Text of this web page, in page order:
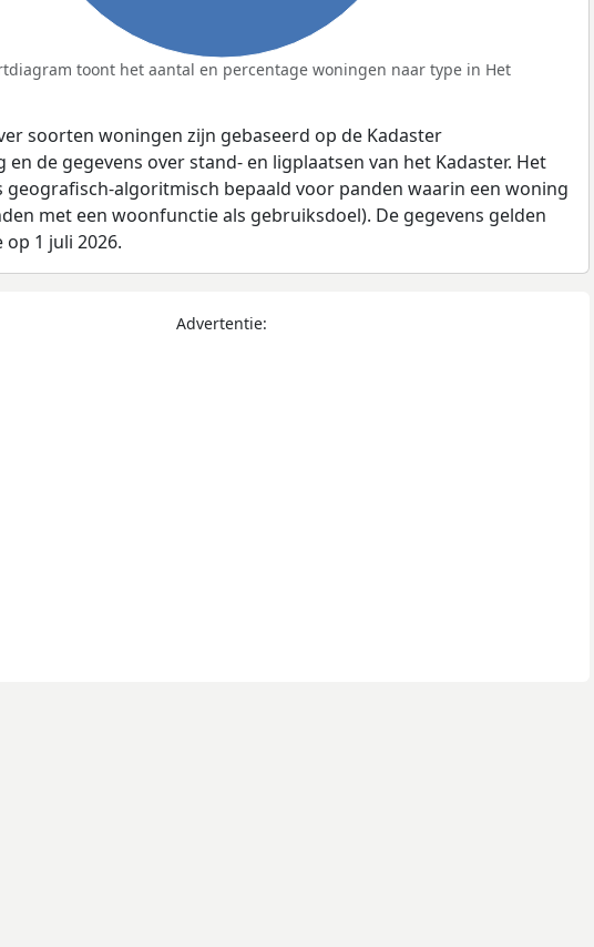
toont het aantal en percentage woningen naar type in Het
soorten woningen zijn gebaseerd op de Kadaster
de gegevens over stand- en ligplaatsen van het Kadaster. Het
algoritmisch bepaald voor panden waarin een woning
met een woonfunctie als gebruiksdoel). De gegevens gelden
1 juli 2026.
Advertentie: